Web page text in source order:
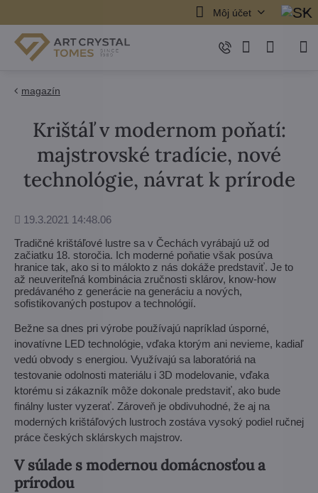
Môj účet
magazín
Krištáľ v modernom poňatí:
majstrovské tradície, nové
technológie, návrat k prírode
Pridané
19.3.2021 14:48.06
Tradičné krištáľové lustre sa v Čechách vyrábajú už od
začiatku 18. storočia. Ich moderné poňatie však posúva
hranice tak, ako si to málokto z nás dokáže predstaviť. Je to
až neuveriteľná kombinácia zručnosti sklárov, know-how
predávaného z generácie na generáciu a nových,
sofistikovaných postupov a technológií.
Bežne sa dnes pri výrobe používajú napríklad úsporné,
inovatívne LED technológie, vďaka ktorým ani nevieme, kadiaľ
vedú obvody s energiou. Využívajú sa laboratóriá na
testovanie odolnosti materiálu i 3D modelovanie, vďaka
ktorému si zákazník môže dokonale predstaviť, ako bude
finálny luster vyzerať. Zároveň je obdivuhodné, že aj na
moderných krištáľových lustroch zostáva vysoký podiel ručnej
práce českých sklárskych majstrov.
V súlade s modernou domácnosťou a
prírodou